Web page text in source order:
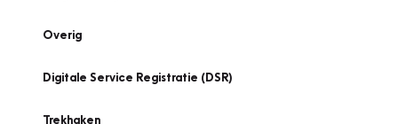
Overig
Digitale Service Registratie (DSR)
Trekhaken